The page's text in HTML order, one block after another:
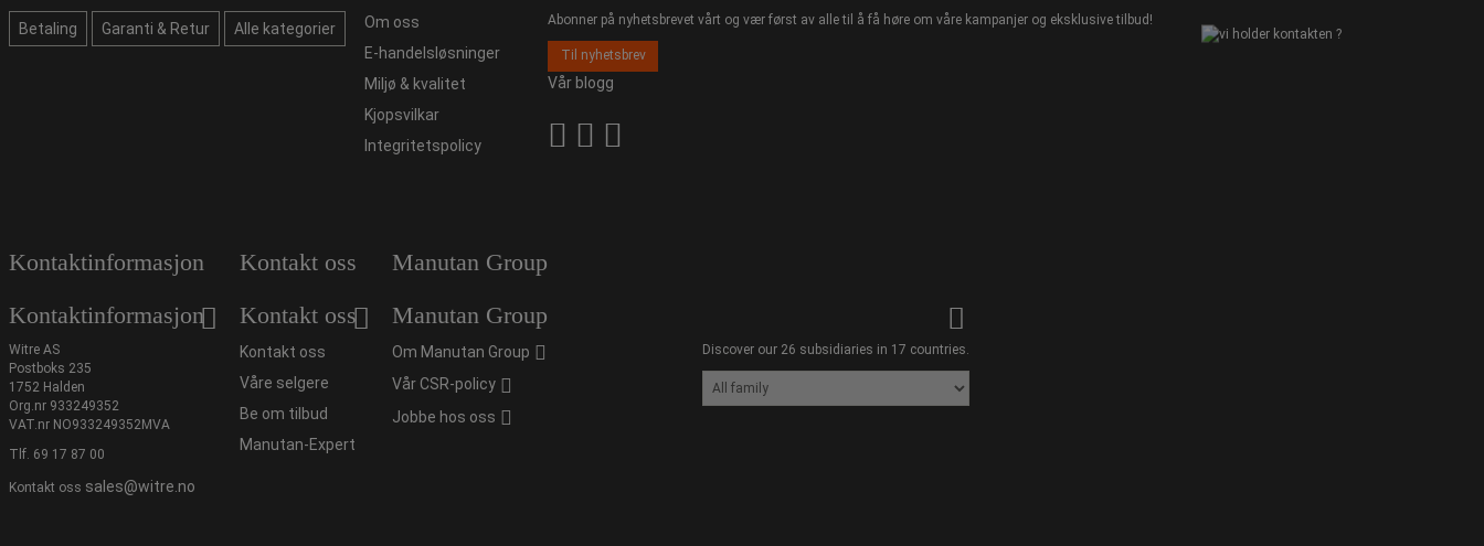
Betaling Garanti & Retur Alle kategorier
Om oss
E-handelsløsninger
Miljø & kvalitet
Kjopsvilkar
Integritetspolicy
Abonner på nyhetsbrevet vårt og vær først av alle til å få høre om våre kampanjer og eksklusive tilbud!
Til nyhetsbrev
Vår blogg
Kontaktinformasjon
Kontaktinformasjon
Witre AS
Postboks 235
1752 Halden
Org.nr 933249352
VAT.nr NO933249352MVA
Tlf. 69 17 87 00
Kontakt oss sales@witre.no
Kontakt oss
Kontakt oss
Kontakt oss
Våre selgere
Be om tilbud
Manutan-Expert
Manutan Group
Manutan Group
Om Manutan Group
Vår CSR-policy
Jobbe hos oss
Discover our 26 subsidiaries in 17 countries.